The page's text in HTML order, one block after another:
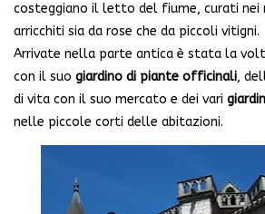
costeggiano il letto del fiume, curati nei
arricchiti sia da rose che da piccoli vitigni.
Arrivate nella parte antica è stata la
con il suo giardino di piante officinali,
di vita con il suo mercato e dei vari
nelle piccole corti delle abitazioni.